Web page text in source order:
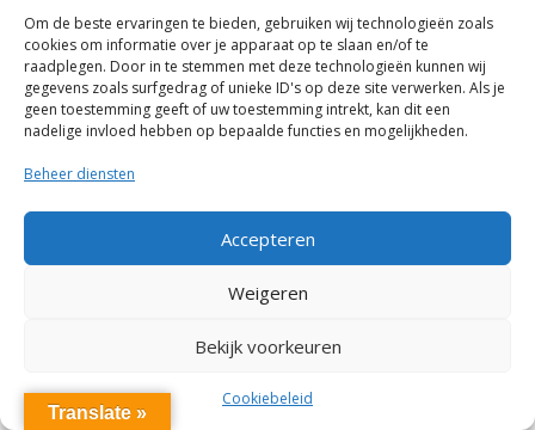
Om de beste ervaringen te bieden, gebruiken wij technologieën zoals
cookies om informatie over je apparaat op te slaan en/of te
raadplegen. Door in te stemmen met deze technologieën kunnen wij
gegevens zoals surfgedrag of unieke ID's op deze site verwerken. Als je
geen toestemming geeft of uw toestemming intrekt, kan dit een
nadelige invloed hebben op bepaalde functies en mogelijkheden.
Beheer diensten
Accepteren
Weigeren
Bekijk voorkeuren
Cookiebeleid
doorAcme Themes
Translate »